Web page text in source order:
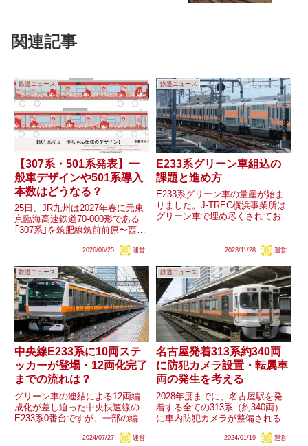
関連記事
鉄道ニュース
【307系・501系発表】一
般車デザインや501系導入
本数はどうなる？
25日、JR九州は2027年春に元東
京臨海高速鉄道70-000形である
｢307系｣を筑肥線筑前前原〜西唐
E501系である｢501系｣を山陽本
すると発表しました。車両デザイ
ンは各形...
2026/06/25 運営
鉄道ニュース
E233系グリーン車組込の
課題と進め方
E233系グリーン車の量産が始ま
りました。J-TREC横浜事業所は
グリーン車で埋め尽くされてお
してグリーン車の試運転を行って
転を終えたグリーン車の留...
2023/11/28 運営
鉄道ニュース
中央線E233系に10両ステ
ッカーが登場・12両化完了
までの流れは？
グリーン車の連結による12両編
成化が差し迫った中央快速線の
E233系0番台ですが、一部の編成
be（グリーン車マーク）」とい
2024/07/27 運営
鉄道ニュース
名古屋発着313系約340両
に防犯カメラ設置・転属車
両の発生を考える
2028年度までに、名古屋駅を発
着する全ての313系（約340両）
に車内防犯カメラが整備されるこ
両数は現在大垣車両区と神領車両
2024/01/19 運営